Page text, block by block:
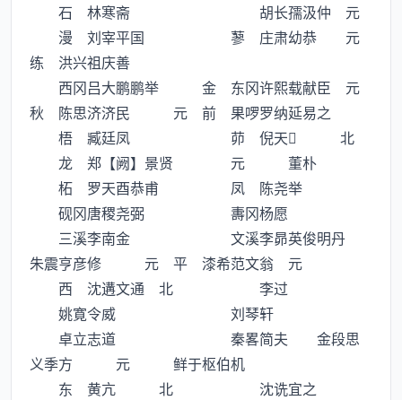
石 林寒斋 胡长孺汲仲 元
漫 刘宰平国 蓼 庄肃幼恭 元
练 洪兴祖庆善
西冈吕大鹏鹏举 金 东冈许熙载献臣 元
秋 陈思济济民 元 前 果啰罗纳延易之
梧 臧廷凤 茆 倪天 北
龙 郑【阙】景贤 元 董朴
柘 罗天酉恭甫 凤 陈尧举
砚冈唐稷尧弼 夀冈杨愿
三溪李南金 文溪李昴英俊明丹
朱震亨彦修 元 平 漆希范文翁 元
西 沈遘文通 北 李过
姚寛令威 刘琴轩
卓立志道 秦畧简夫 金段思
义季方 元 鲜于枢伯机
东 黄亢 北 沈诜宜之